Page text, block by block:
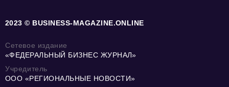
2023 © BUSINESS-MAGAZINE.ONLINE
Сетевое издание
«ФЕДЕРАЛЬНЫЙ БИЗНЕС ЖУРНАЛ»
Учредитель
ООО «РЕГИОНАЛЬНЫЕ НОВОСТИ»